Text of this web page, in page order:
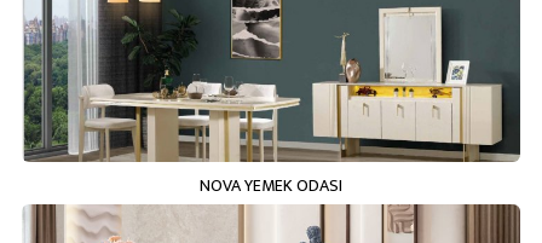
NOVA YEMEK ODASI